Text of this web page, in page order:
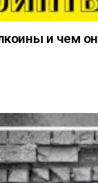
и чем